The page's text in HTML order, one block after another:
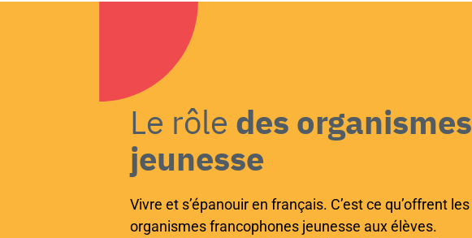
Le rôle des organismes
jeunesse
Vivre et s’épanouir en français. C’est ce qu’offrent les
organismes francophones jeunesse aux élèves.